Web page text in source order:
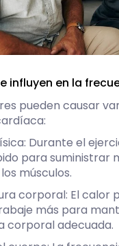
influyen en la
pueden causar
Durante el
para suministrar
músculos.
corporal: El calor
más para
corporal adecuada.